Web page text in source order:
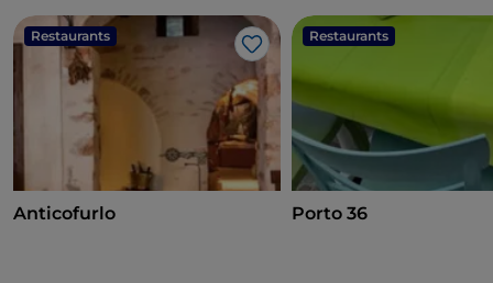
Restaurants
Like
Anticofurlo
Restaurants
Porto 36